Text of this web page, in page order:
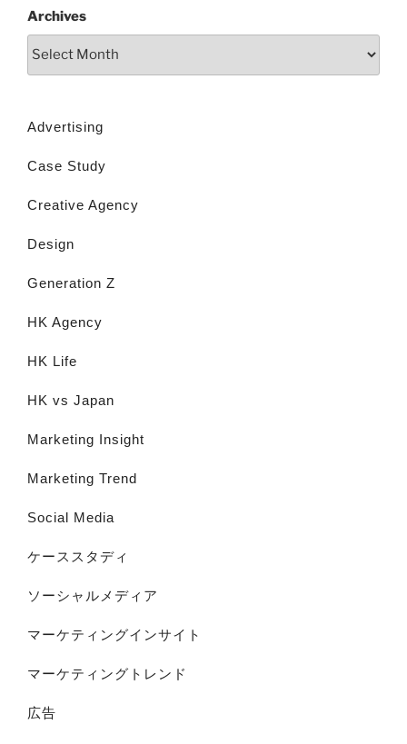
Archives
Advertising
Case Study
Creative Agency
Design
Generation Z
HK Agency
HK Life
HK vs Japan
Marketing Insight
Marketing Trend
Social Media
ケーススタディ
ソーシャルメディア
マーケティングインサイト
マーケティングトレンド
広告